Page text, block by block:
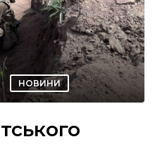
НОВИНИ